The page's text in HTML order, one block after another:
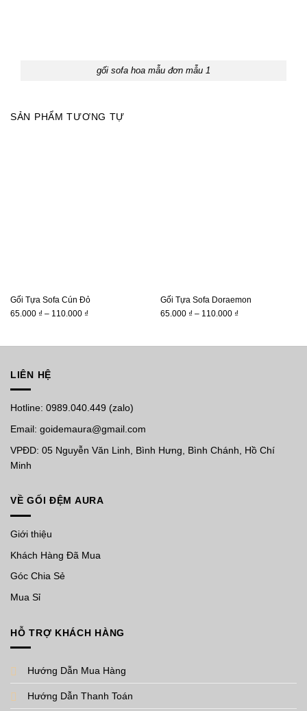
gối sofa hoa mẫu đơn mẫu 1
SẢN PHẨM TƯƠNG TỰ
Gối Tựa Sofa Cún Đỏ
65.000 ₫ – 110.000 ₫Khoảng
Gối Tựa Sofa Doraemon
65.000 ₫ – 110.000 ₫Khoảng
LIÊN HỆ
Hotline: 0989.040.449 (zalo)
Email: goidemaura@gmail.com
VPĐD: 05 Nguyễn Văn Linh, Bình Hưng, Bình Chánh, Hồ Chí
Minh
VỀ GỐI ĐỆM AURA
Giới thiệu
Khách Hàng Đã Mua
Góc Chia Sẻ
Mua Sỉ
HỖ TRỢ KHÁCH HÀNG
Hướng Dẫn Mua Hàng
Hướng Dẫn Thanh Toán